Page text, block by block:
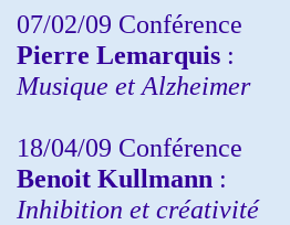
07/02/09 Conférence
Pierre Lemarquis :
Musique et Alzheimer
18/04/09 Conférence
Benoit Kullmann :
Inhibition et créativité